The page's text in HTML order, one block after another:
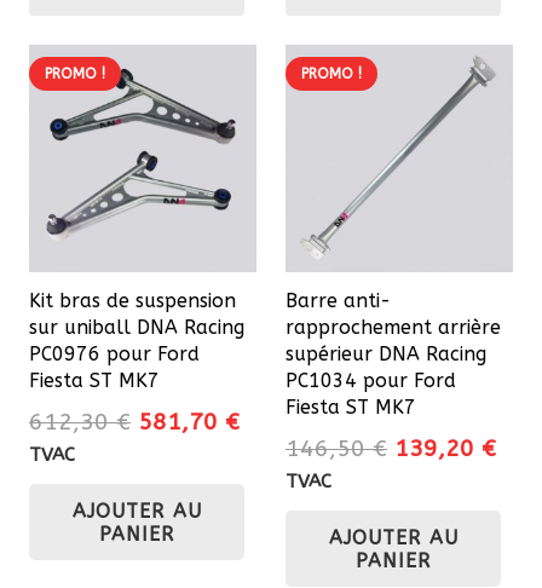
PROMO !
Kit bras de suspension
sur uniball DNA Racing
PC0976 pour Ford
Fiesta ST MK7
612,30€ Le
était :
612,30 €.
581,70 €Le
actuel
581,70 €.
TVAC
AJOUTER AU
PANIER
PROMO !
Barre anti-
rapprochement arrière
supérieur DNA Racing
PC1034 pour Ford
Fiesta ST MK7
146,50€ Le
était :
146,50 €.
139,20 €Le
TVAC
AJOUTER AU
PANIER